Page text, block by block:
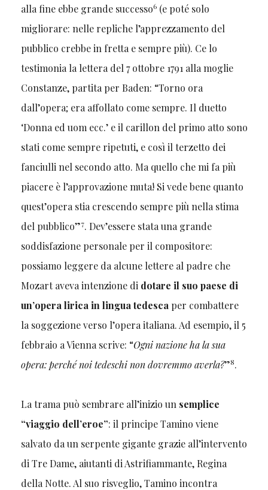
alla fine ebbe grande successo6(e poté solo
migliorare: nelle repliche l’apprezzamento del
pubblico crebbe in fretta e sempre più). Ce lo
testimonia la lettera del 7 ottobre 1791 alla moglie
Constanze, partita per Baden: “Torno ora
dall’opera; era affollato come sempre. Il duetto
‘Donna ed uom ecc.’ e il carillon del primo atto sono
stati come sempre ripetuti, e così il terzetto dei
fanciulli nel secondo atto. Ma quello che mi fa più
piacere è l’approvazione muta! Si vede bene quanto
quest’opera stia crescendo sempre più nella stima
del pubblico”7. Dev’essere stata una grande
soddisfazione personale per il compositore:
possiamo leggere da alcune lettere al padre che
Mozart aveva intenzione di dotare il suo paese di
un’opera lirica in lingua tedesca per combattere
la soggezione verso l’opera italiana. Ad esempio, il 5
febbraio a Vienna scrive: “Ogni nazione ha la sua
opera: perché noi tedeschi non dovremmo averla?”8.
La trama può sembrare all’inizio un semplice
“viaggio dell’eroe”: il principe Tamino viene
salvato da un serpente gigante grazie all’intervento
di Tre Dame, aiutanti di Astrifiammante, Regina
della Notte. Al suo risveglio, Tamino incontra